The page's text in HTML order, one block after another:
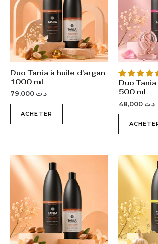
Duo Tania à huile d’argan
1000 ml
د.ت
ACHETER
Duo
500 ml
د.ت